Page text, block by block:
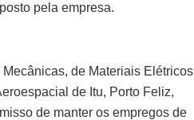
pela empresa.
de Materiais Elétricos
de Itu, Porto Feliz,
de manter os empregos de